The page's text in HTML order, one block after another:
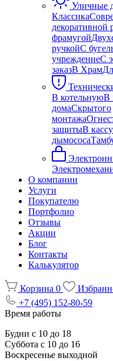
Уличные
Классика
декоративной
фрамугой
ручкойС
учреждениеС
заказВ Храм
В котельнуюВ
домаСкрытого
монтажа
защитыВ кассу
дымососа
О компании
Услуги
Покупателю
Портфолио
Отзывы
Акции
Блог
Контакты
Калькулятор
Корзина 0
+7 (495) 152-80-59
Время работы
Будни с 10 до 18
Суббота с 10 до 16
Воскресенье выходной